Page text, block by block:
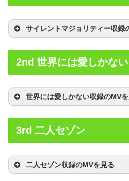
サイレントマジョリティー収録
2nd 世界には愛しかない
世界には愛しかない収録のMV
3rd 二人セゾン
二人セゾン収録のMVを見る